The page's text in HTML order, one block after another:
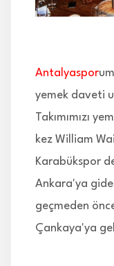
Antalyaspor
yemek daveti
Takımımızı
kez William
Karabükspor
Ankara'ya
geçmeden
Çankaya'ya